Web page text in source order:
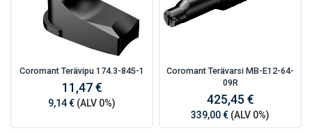
Coromant Terävipu 174.3-845-1
11,47 €
9,14 € (ALV 0%)
Coromant Terävarsi MB-E12-64-
09R
425,45 €
339,00 € (ALV 0%)